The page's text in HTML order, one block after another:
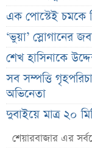
এক পোস্টেই চমকে
‘ভুয়া’ স্লোগানের
শেখ হাসিনাকে
সব সম্পত্তি
অভিনেতা
দুবাইয়ে মাত্র ২০
জাকারবার্গকে ৩
শেয়ারবাজার এর